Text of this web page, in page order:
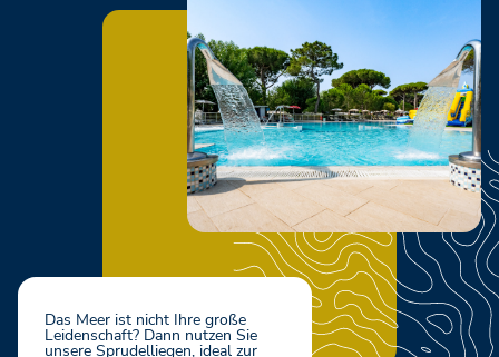
Das Meer ist nicht Ihre große
Leidenschaft? Dann nutzen Sie
unsere Sprudelliegen, ideal zur